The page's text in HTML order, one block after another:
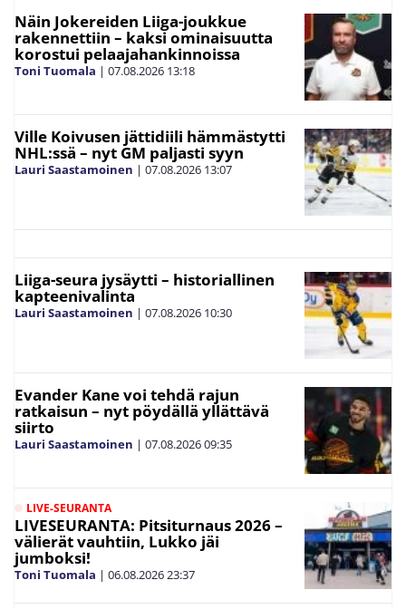
Näin Jokereiden Liiga-joukkue
rakennettiin – kaksi ominaisuutta
korostui pelaajahankinnoissa
Toni Tuomala | 07.08.2026 13:18
Ville Koivusen jättidiili hämmästytti
NHL:ssä – nyt GM paljasti syyn
Lauri Saastamoinen | 07.08.2026 13:07
Liiga-seura jysäytti – historiallinen
kapteenivalinta
Lauri Saastamoinen | 07.08.2026 10:30
Evander Kane voi tehdä rajun
ratkaisun – nyt pöydällä yllättävä
siirto
Lauri Saastamoinen | 07.08.202609:35
LIVE-SEURANTA
LIVESEURANTA: Pitsiturnaus 2026 –
välierät vauhtiin, Lukko jäi
jumboksi!
Toni Tuomala | 06.08.202623:37